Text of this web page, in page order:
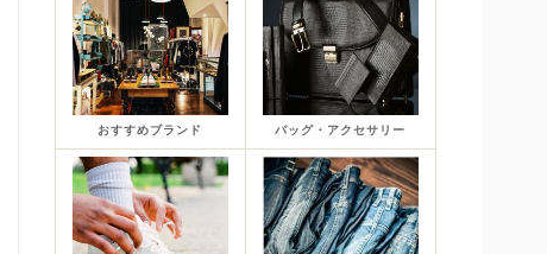
おすすめブランド バッグ・アクセサリー